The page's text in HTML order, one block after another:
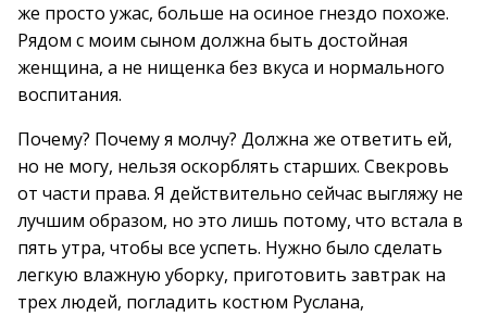
же просто ужас, больше на осиное гнездо похоже.
Рядом с моим сыном должна быть достойная
женщина, а не нищенка без вкуса и нормального
воспитания.
Почему? Почему я молчу? Должна же ответить ей,
но не могу, нельзя оскорблять старших. Свекровь
от части права. Я действительно сейчас выгляжу не
лучшим образом, но это лишь потому, что встала в
пять утра, чтобы все успеть. Нужно было сделать
легкую влажную уборку, приготовить завтрак на
трех людей, погладить костюм Руслана,